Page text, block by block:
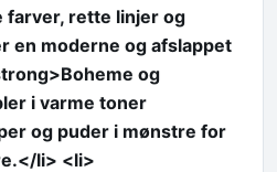
rette linjer og
en moderne og afslappet
og
i varme toner
og puder i mønstre for
li> <li>